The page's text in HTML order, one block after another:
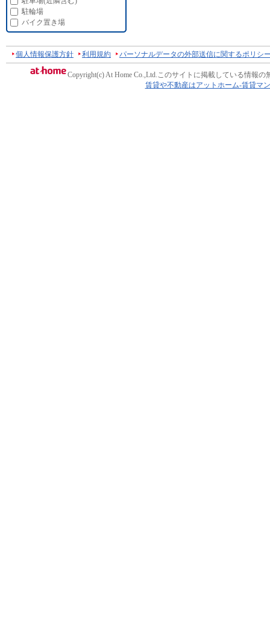
駐輪場
バイク置き場
個人情報保護方針 利用規約 パーソナルデータの外部送信に関するポリシ
Copyright(c) At Home Co.,Ltd.このサイトに掲載している情報の
賃貸や不動産はアットホーム-賃貸マ